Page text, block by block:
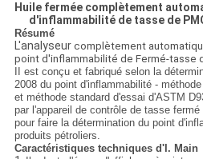
Huile fermée complètement
d'inflammabilité de tasse de
Résumé
L'analyseurcomplètement
point d'inflammabilité de Fermé-tasse
II est conçu et fabriqué selon la
2008 du point d'inflammabilité -
et méthode standard d'essai d'ASTM
par l'appareil de contrôle de tasse
pour faire la détermination du point
produits pétroliers.
Caractéristiques techniques d'I. Main